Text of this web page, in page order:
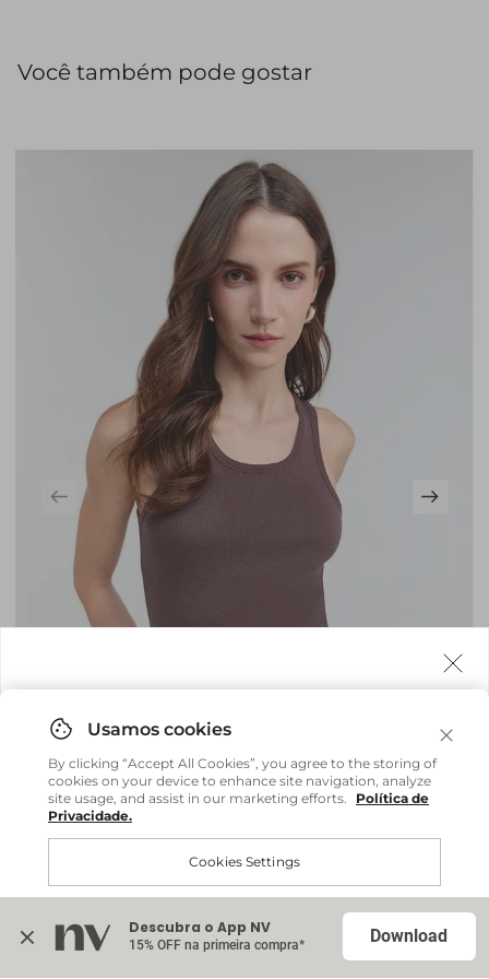
Você também pode gostar
Regata Guta - Marrom Espresso
R$ 119,20
ou até6x R$ 19,86sem juros
em sua casa, não importa onde você estiver.
Comprar no site internacional
Internacional
By clicking “Accept All Cookies”, you agree to the storing of
cookies on your device to enhance site navigation, analyze
site usage, and assist in our marketing efforts.
Política de
Privacidade.
Cookies Settings
Accept All Cookies
Descubra o App NV
15% OFF na primeira compra* Download